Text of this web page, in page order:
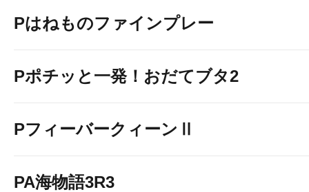
Pはねものファインプレー
Pポチッと一発！おだてブタ2
PフィーバークィーンⅡ
PA海物語3R3